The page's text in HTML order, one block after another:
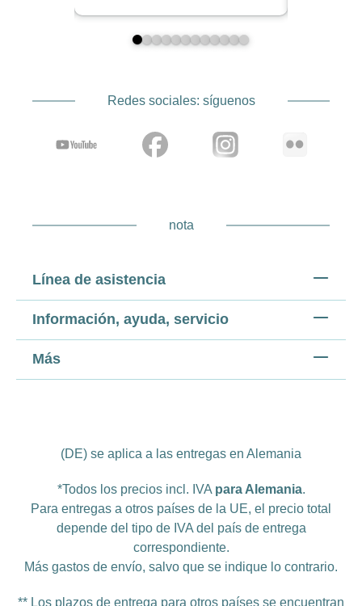
Redes sociales: síguenos
nota
Línea de asistencia
Información, ayuda, servicio
Más
(DE) se aplica a las entregas en Alemania
*Todos los precios incl. IVA para Alemania.
Para entregas a otros países de la UE, el precio total
depende del tipo de IVA del país de entrega
correspondiente.
Más gastos de envío, salvo que se indique lo contrario.
** Los plazos de entrega para otros países se encuentran